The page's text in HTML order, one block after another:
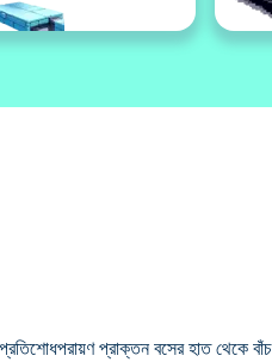
প্রাক্তন বসের হাত থেকে